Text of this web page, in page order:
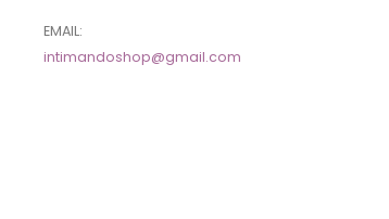
EMAIL:
intimandoshop@gmail.com